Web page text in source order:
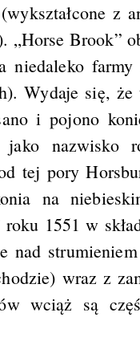
z
„Horse Brook”
niedaleko
Wydaje się, że
i pojono
nazwisko
tej pory
na
1551 w
nad
wraz z
wciąż są